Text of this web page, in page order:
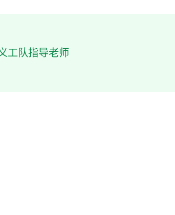
工队指导老师